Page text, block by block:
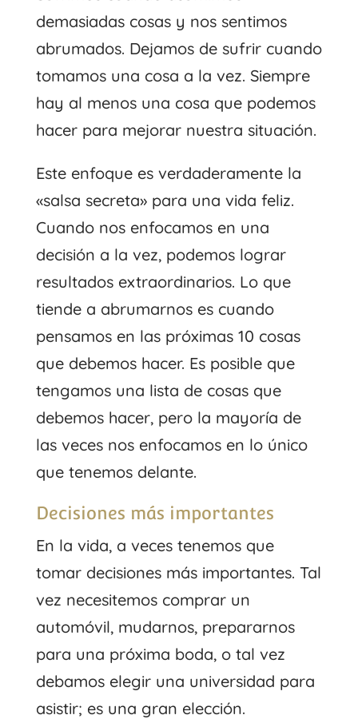
demasiadas cosas y nos sentimos
abrumados. Dejamos de sufrir cuando
tomamos una cosa a la vez. Siempre
hay al menos una cosa que podemos
hacer para mejorar nuestra situación.
Este enfoque es verdaderamente la
«salsa secreta» para una vida feliz.
Cuando nos enfocamos en una
decisión a la vez, podemos lograr
resultados extraordinarios. Lo que
tiende a abrumarnos es cuando
pensamos en las próximas 10 cosas
que debemos hacer. Es posible que
tengamos una lista de cosas que
debemos hacer, pero la mayoría de
las veces nos enfocamos en lo único
que tenemos delante.
Decisiones más importantes
En la vida, a veces tenemos que
tomar decisiones más importantes. Tal
vez necesitemos comprar un
automóvil, mudarnos, prepararnos
para una próxima boda, o tal vez
debamos elegir una universidad para
asistir; es una gran elección.